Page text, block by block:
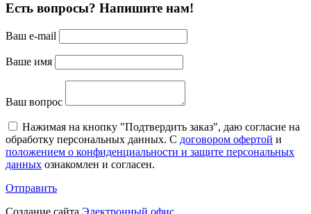
Есть вопросы? Напишите нам!
Ваш e-mail
Ваше имя
Ваш вопрос
Нажимая на кнопку "Подтвердить заказ", даю согласие на
обработку персональных данных. С договором офертой и
положением о конфиденциальности и защите персональных
данных ознакомлен и согласен.
Отправить
Создание сайта Электронный офис